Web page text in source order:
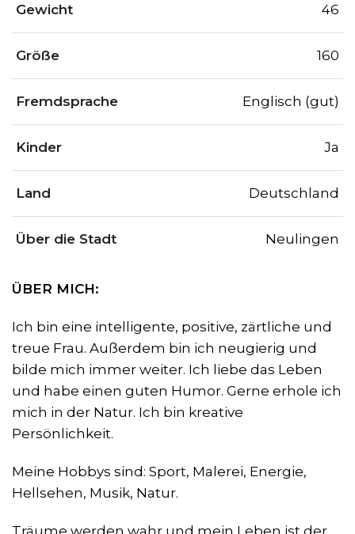
Gewicht 46
Größe 160
Fremdsprache Englisch (gut)
Kinder Ja
Land Deutschland
Über die Stadt Neulingen
ÜBER MICH:
Ich bin eine intelligente, positive, zärtliche und
treue Frau. Außerdem bin ich neugierig und
bilde mich immer weiter. Ich liebe das Leben
und habe einen guten Humor. Gerne erhole ich
mich in der Natur. Ich bin kreative
Persönlichkeit.
Meine Hobbys sind: Sport, Malerei, Energie,
Hellsehen, Musik, Natur.
Träume werden wahr und mein Leben ist der